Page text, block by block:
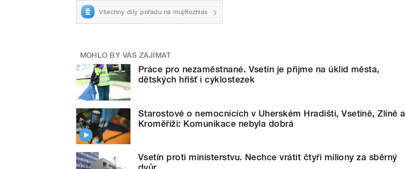
Všechny díly pořadu na mujRozhlas
MOHLO BY VÁS ZAJÍMAT
Práce pro nezaměstnané. Vsetín je přijme na úklid města,
dětských hřišť i cyklostezek
Starostové o nemocnicích v Uherském Hradišti, Vsetíně, Zlíně a
Kroměříži: Komunikace nebyla dobrá
Vsetín proti ministerstvu. Nechce vrátit čtyři miliony za sběrný